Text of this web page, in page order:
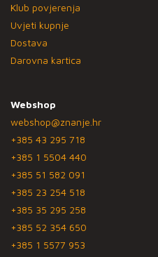
Klub povjerenja
Uvjeti kupnje
Dostava
Darovna kartica
Webshop
webshop@znanje.hr
+385 43 295 718
+385 1 5504 440
+385 51 582 091
+385 23 254 518
+385 35 295 258
+385 52 354 650
+385 1 5577 953